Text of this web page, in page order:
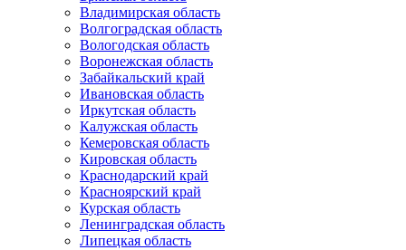
Владимирская область
Волгоградская область
Вологодская область
Воронежская область
Забайкальский край
Ивановская область
Иркутская область
Калужская область
Кемеровская область
Кировская область
Краснодарский край
Красноярский край
Курская область
Ленинградская область
Липецкая область